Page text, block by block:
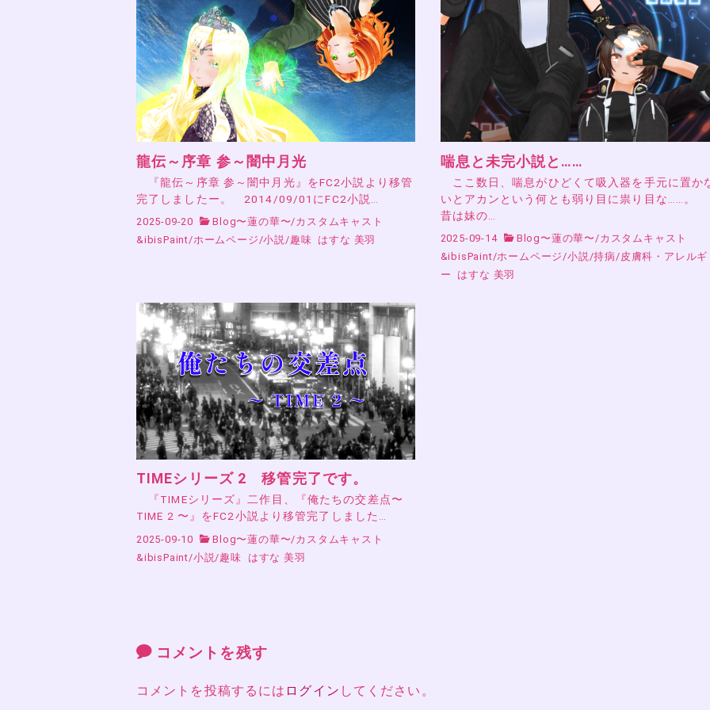
龍伝～序章 参～闇中月光
『龍伝～序章 参～闇中月光』をFC2小説より移管
完了しましたー。 2014/09/01にFC2小説…
2025-09-20 Blog〜蓮の華〜/カスタムキャスト
&ibisPaint/ホームページ/小説/趣味 はすな 美羽
喘息と未完小説と……
ここ数日、喘息がひどくて吸入器を手元に置か
いとアカンという何とも弱り目に祟り目な……。
昔は妹の…
2025-09-14 Blog〜蓮の華〜/カスタムキャスト
&ibisPaint/ホームページ/小説/持病/皮膚科・アレルギ
ー
はすな 美羽
TIMEシリーズ 2 移管完了です。
『TIMEシリーズ』二作目、『俺たちの交差点〜
TIME 2 〜』をFC2小説より移管完了しました…
2025-09-10 Blog〜蓮の華〜/カスタムキャスト
&ibisPaint/小説 /趣味 はすな 美羽
コメントを残す
コメントを投稿するには ログイン してください。